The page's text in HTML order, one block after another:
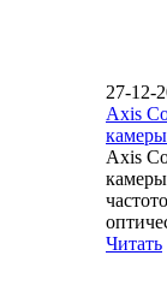
27-12-
Axis
Axis
Читать